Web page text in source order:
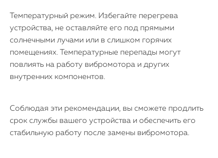
Температурный режим. Избегайте перегрева
устройства, не оставляйте его под прямыми
солнечными лучами или в слишком горячих
помещениях. Температурные перепады могут
повлиять на работу вибромотора и других
внутренних компонентов.
Соблюдая эти рекомендации, вы сможете продлить
срок службы вашего устройства и обеспечить его
стабильную работу после замены вибромотора.